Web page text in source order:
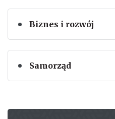
Biznes i rozwój
Samorząd